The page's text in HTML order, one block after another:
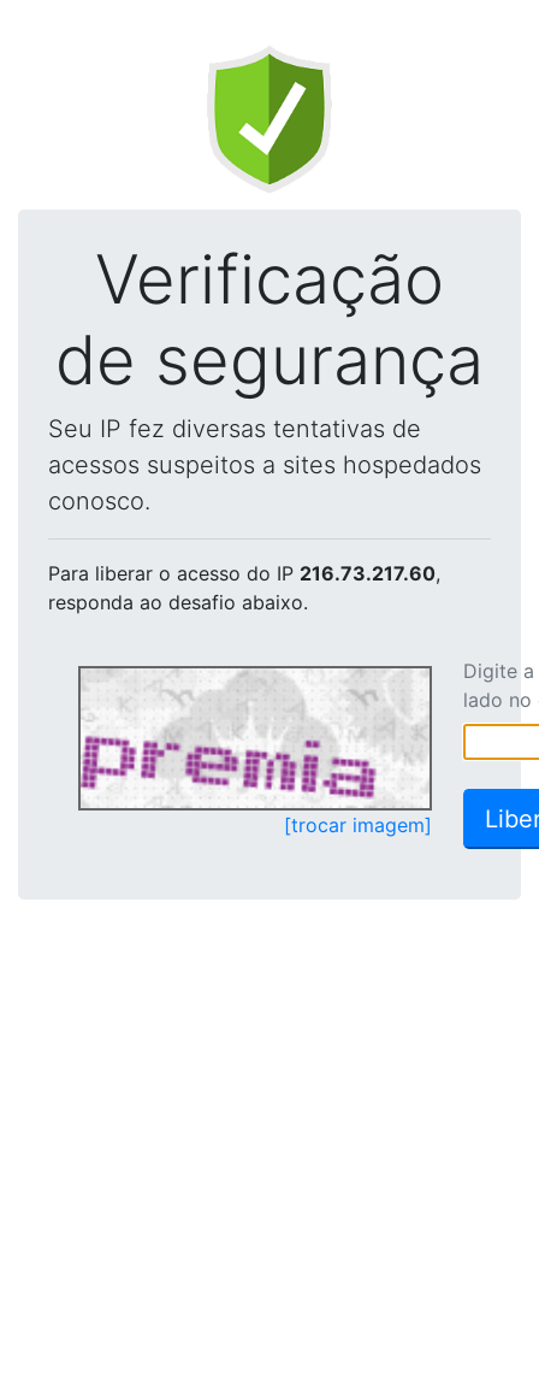
Verificação
de segurança
Seu IP fez diversas tentativas de
acessos suspeitos a sites hospedados
conosco.
Para liberar o acesso do IP 216.73.217.60,
responda ao desafio abaixo.
[trocar imagem]
Digite
lado no